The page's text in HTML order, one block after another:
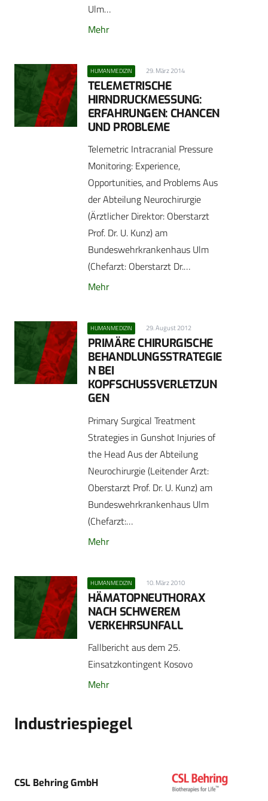
Ulm…
Mehr
HUMANMEDIZIN 29. März 2014
TELEMETRISCHE
HIRNDRUCKMESSUNG:
ERFAHRUNGEN: CHANCEN
UND PROBLEME
Telemetric Intracranial Pressure
Monitoring: Experience,
Opportunities, and ­Problems Aus
der Abteilung Neurochirurgie
(Ärztlicher Direktor: Oberstarzt
Prof. Dr. U. Kunz) am
Bundeswehrkrankenhaus Ulm
(Chefarzt: Oberstarzt Dr.…
Mehr
HUMANMEDIZIN 29. August 2012
PRIMÄRE CHIRURGISCHE
BEHANDLUNGSSTRATEGIE
N BEI
KOPFSCHUSSVERLETZUN
GEN
Primary Surgical Treatment
Strategies in Gunshot Injuries of
the Head Aus der Abteilung
Neurochirurgie (Leitender Arzt:
Oberstarzt Prof. Dr. U. Kunz) am
Bundeswehrkrankenhaus Ulm
(Chefarzt:…
Mehr
HUMANMEDIZIN 10. März 2010
HÄMATOPNEUTHORAX
NACH SCHWEREM
VERKEHRSUNFALL
Fallbericht aus dem 25.
Einsatzkontingent Kosovo
Mehr
Industriespiegel
CSL Behring GmbH